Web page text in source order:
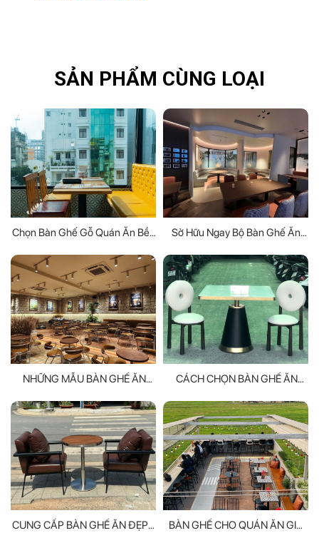
SẢN PHẨM CÙNG LOẠI
Chọn Bàn Ghế Gỗ Quán Ăn Bền
Sở Hữu Ngay Bộ Bàn Ghế Ăn
Tốt
NHỮNG MẪU BÀN GHẾ ĂN
CÁCH CHỌN BÀN GHẾ ĂN
PHÒNG
CUNG CẤP BÀN GHẾ ĂN ĐẸP -
BÀN GHẾ CHO QUÁN ĂN GIÁ